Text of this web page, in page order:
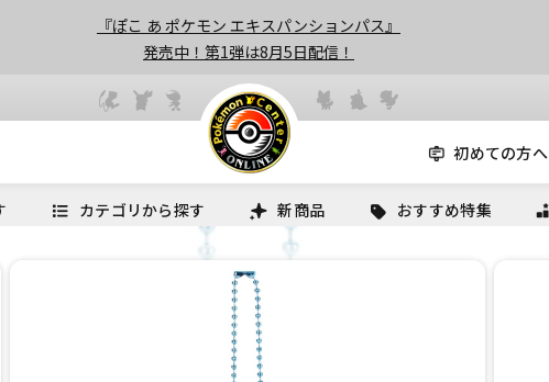
『ぽこ あ ポケモン エキスパンションパス』
発売中！第1弾は8月5日配信！
初めての方へ
カテゴリから探す 新商品 おすすめ特集